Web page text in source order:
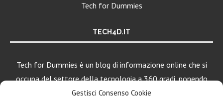
Gestisci Consenso Cookie
Tech for Dummies
TECH4D.IT
Tech for Dummies è un blog di informazione online che si
occupa del settore della tecnologia a 360 gradi, ponendo
una particolare attenzione al mondo Android, Apple e